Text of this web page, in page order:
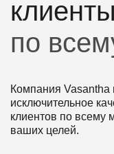
клиенты
по
Компания Vasantha
исключительное
клиентов по всему
ваших целей.